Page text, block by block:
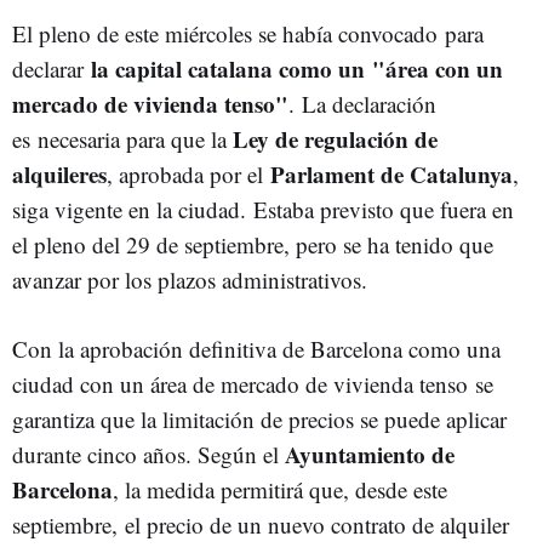
El pleno de este miércoles se había convocado para
declarar la capital catalana como un "área con un
mercado de vivienda tenso". La declaración
es necesaria para que laLey de regulación de
alquileres, aprobada por el Parlament de Catalunya,
siga vigente en la ciudad. Estaba previsto que fuera en
el pleno del 29 de septiembre, pero se ha tenido que
avanzar por los plazos administrativos.
Con la aprobación definitiva de Barcelona como una
ciudad con un área de mercado de vivienda tenso se
garantiza que la limitación de precios se puede aplicar
durante cinco años. Según el Ayuntamiento de
Barcelona, la medida permitirá que, desde este
septiembre, el precio de un nuevo contrato de alquiler